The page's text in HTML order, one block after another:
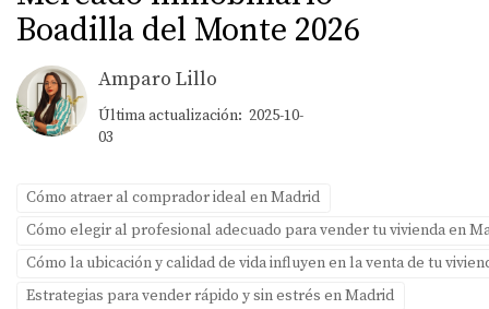
Boadilla del Monte 2026
Amparo Lillo
Última actualización: 2025-10-
03
Cómo atraer al comprador ideal en Madrid
Cómo elegir al profesional adecuado para vender tu vivienda en
Cómo la ubicación y calidad de vida influyen en la venta de tu
Estrategias para vender rápido y sin estrés en Madrid